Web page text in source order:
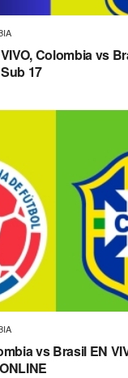
Colombia vs
17
vs Brasil EN